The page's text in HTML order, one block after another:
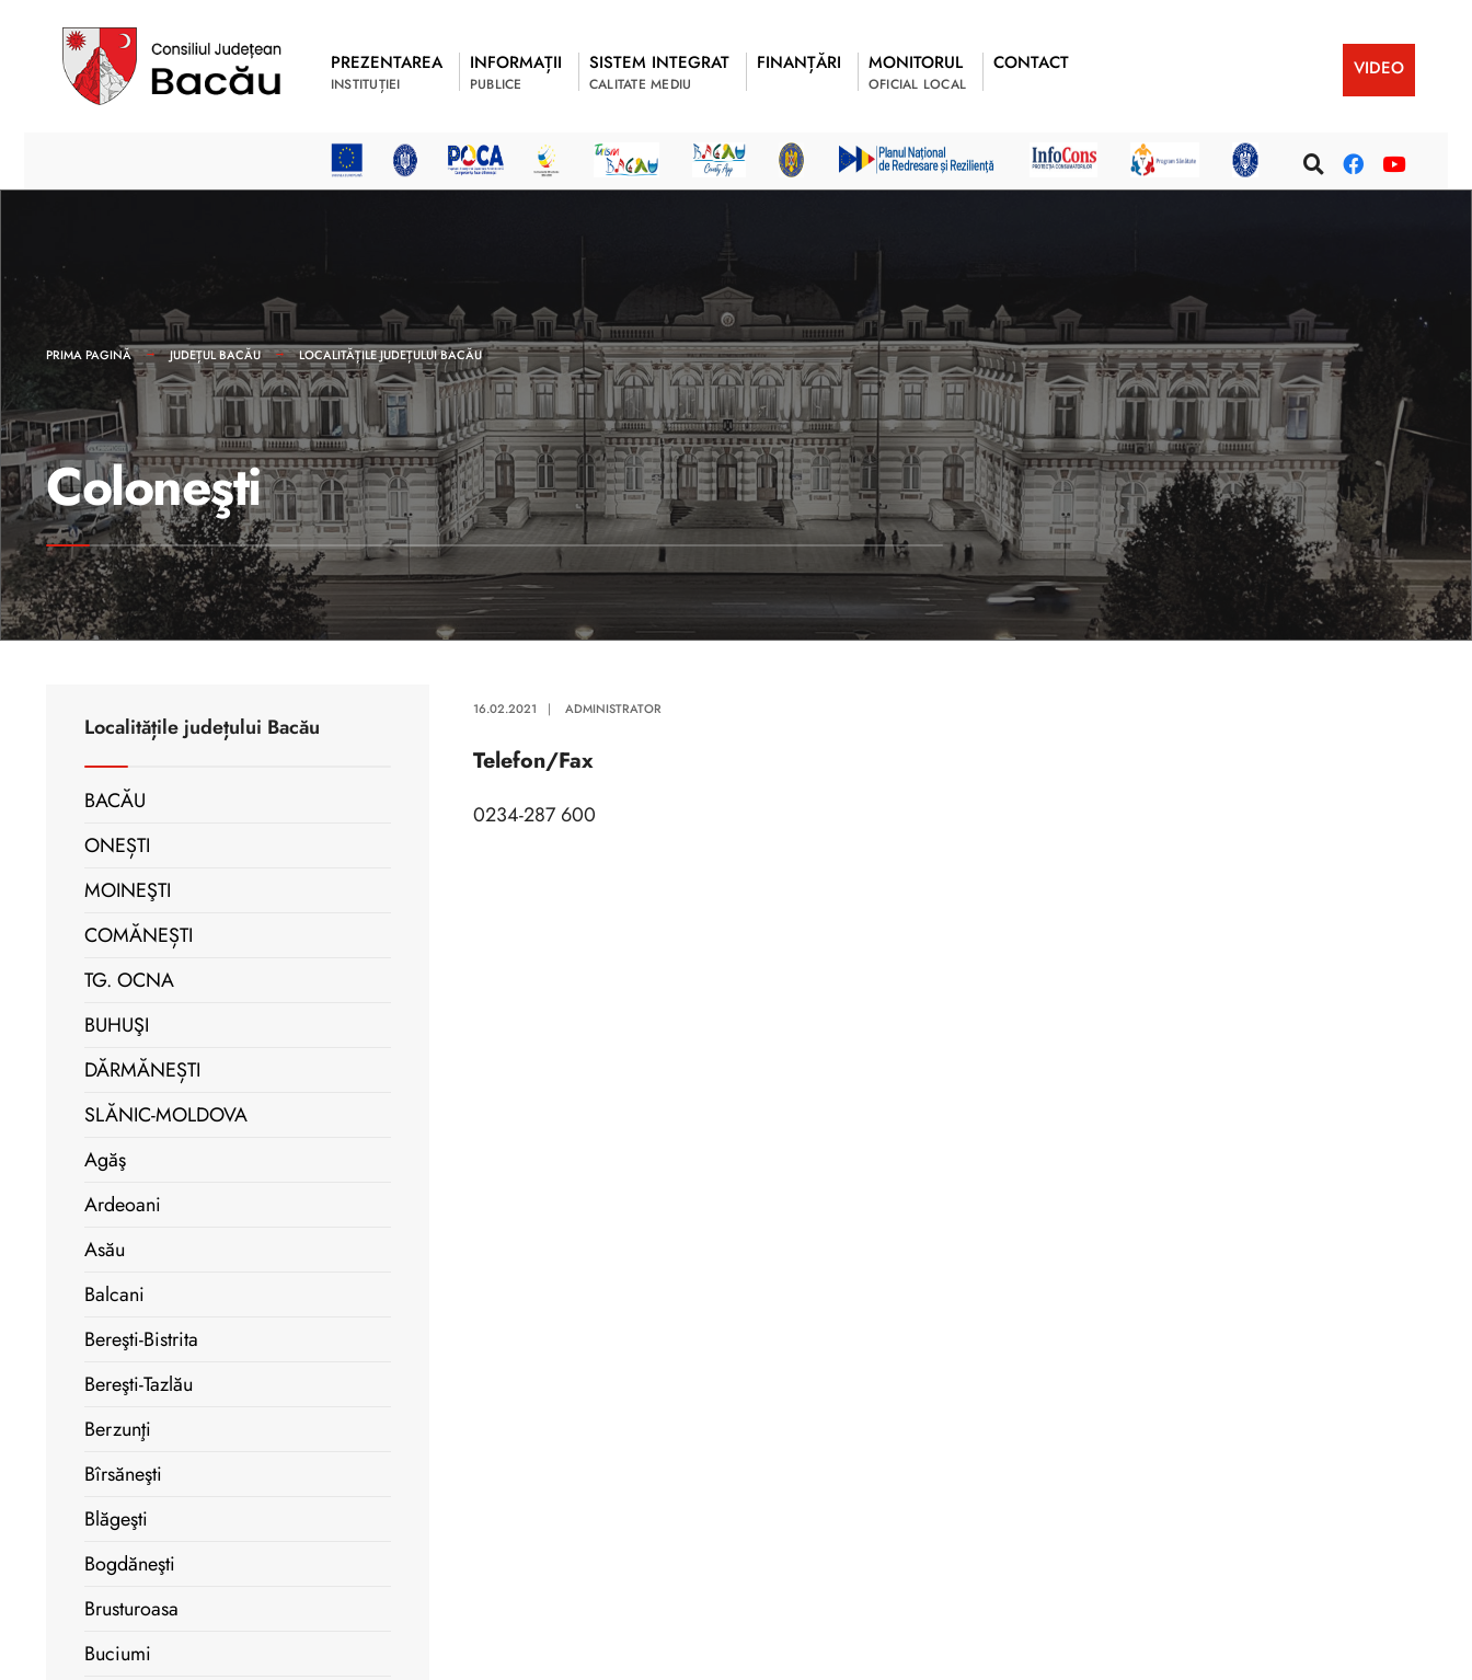
PREZENTAREA
INSTITUȚIEI
INFORMAȚII
PUBLICE
SISTEM INTEGRAT
CALITATE MEDIU
FINANȚĂRI MONITORUL
OFICIAL LOCAL
CONTACT VIDEO
PRIMA PAGINĂ JUDEȚUL BACĂU LOCALITĂȚILE JUDEȚULUI BACĂU
Coloneşti
16.02.2021 | ADMINISTRATOR
Telefon/Fax
0234-287 600
Localitățile județului Bacău
BACĂU
ONEȘTI
MOINEŞTI
COMĂNEȘTI
TG. OCNA
BUHUŞI
DĂRMĂNEȘTI
SLĂNIC-MOLDOVA
Agăş
Ardeoani
Asău
Balcani
Bereşti-Bistrita
Bereşti-Tazlău
Berzunţi
Bîrsăneşti
Blăgeşti
Bogdăneşti
Brusturoasa
Buciumi